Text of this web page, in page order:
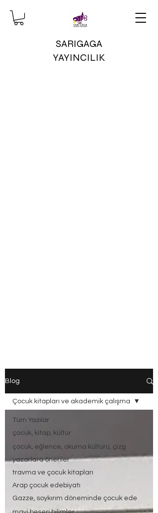
SARIGAGA
YAYINCILIK
Blog
Tüm Yazılar
çocuk, kitap, kültür
çocuk, eğlence, okuma kültürü, çizg
yazarlara öneriler
travma ve çocuk kitapları
Arap çocuk edebiyatı
Gazze, soykırım döneminde çocuk ede
Çocuk kitapları ve akademik çalışma